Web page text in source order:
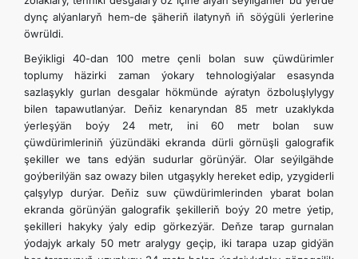
dynç alýanlaryň hem-de şäheriň ilatynyň iň söýgüli ýerlerine
öwrüldi.
Beýikligi 40-dan 100 metre çenli bolan suw çüwdürimler
toplumy häzirki zaman ýokary tehnologiýalar esasynda
sazlaşykly gurlan desgalar hökmünde aýratyn özboluşlylygy
bilen tapawutlanýar. Deňiz kenaryndan 85 metr uzaklykda
ýerleşýän boýy 24 metr, ini 60 metr bolan suw
çüwdürimleriniň ýüzündäki ekranda dürli görnüşli galografik
şekiller we tans edýän sudurlar görünýär. Olar seýilgähde
goýberilýän saz owazy bilen utgaşykly hereket edip, yzygiderli
çalşylyp durýar. Deňiz suw çüwdürimlerinden ybarat bolan
ekranda görünýän galografik şekilleriň boýy 20 metre ýetip,
şekilleri hakyky ýaly edip görkezýär. Deňze tarap gurnalan
ýodajyk arkaly 50 metr aralygy geçip, iki tarapa uzap gidýän